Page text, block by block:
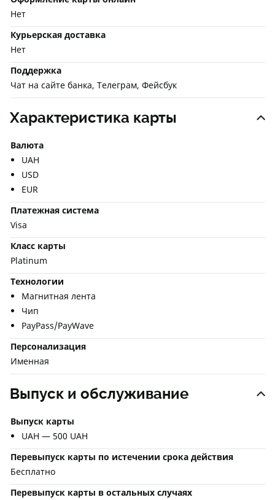
Нет
Курьерская доставка
Нет
Поддержка
Чат на сайте банка, Телеграм, Фейсбук
Характеристика карты
Валюта
UAH
USD
EUR
Платежная система
Visa
Класс карты
Platinum
Технологии
Магнитная лента
Чип
PayPass/PayWave
Персонализация
Именная
Выпуск и обслуживание
Выпуск карты
UAH — 500 UAH
Перевыпуск карты по истечении срока действия
Бесплатно
Перевыпуск карты в остальных случаях